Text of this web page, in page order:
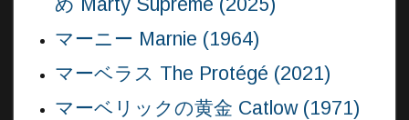
め Marty Supreme (2025)
マーニー Marnie (1964)
マーベラス The Protégé (2021)
マーベリックの黄金 Catlow (1971)